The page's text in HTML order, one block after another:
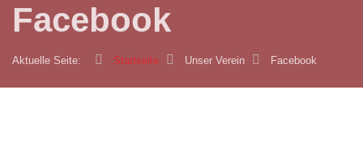
Facebook
Aktuelle Seite: Startseite Unser Verein Facebook